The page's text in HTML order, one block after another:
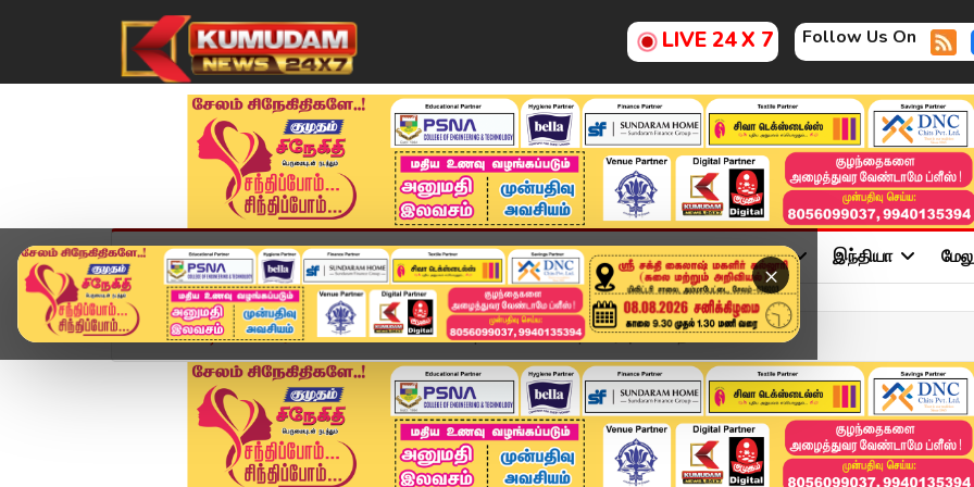
LIVE 24 X 7 Follow Us On
×
முகப்பு விளையாட்டு அண்மை தமிழ்நாடு சினிமா அரசியல் விளையாட்டு இந்தியா
Home வீடியோ ஸ்டோரி SPEED NEWS TAMIL | 28 APR 2026 | விரைவுச் செய்த...